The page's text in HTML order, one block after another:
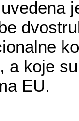
a koje
EU.